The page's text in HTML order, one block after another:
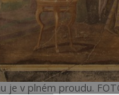
je v plném proudu.